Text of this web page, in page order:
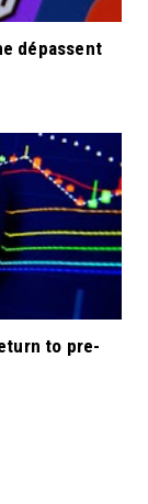
dépassent
to pre-